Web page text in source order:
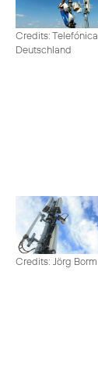
Credits: Telefónica
Deutschland
Credits: Jörg Borm